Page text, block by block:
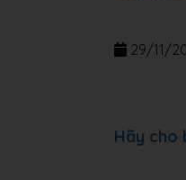
29/11/
Hãy cho